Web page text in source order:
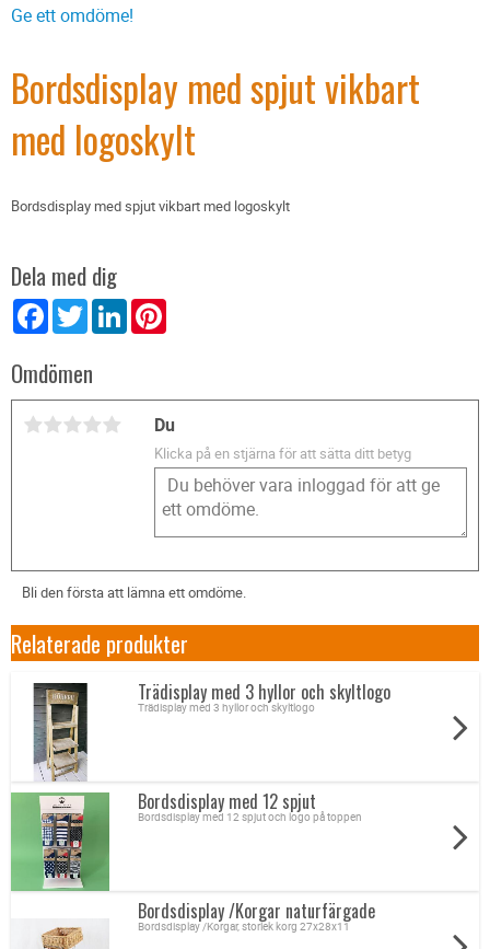
Ge ett omdöme!
Bordsdisplay med spjut vikbart
med logoskylt
Bordsdisplay med spjut vikbart med logoskylt
Dela med dig
FacebookTwitter LinkedIn
Omdömen
Du
Klicka på en stjärna för att sätta ditt betyg
Bli den första att lämna ett omdöme.
Relaterade produkter
Trädisplay med 3 hyllor och skyltlogo
Trädisplay med 3 hyllor och skyltlogo
Bordsdisplay med 12 spjut
Bordsdisplay med 12 spjut och logo på toppen
Bordsdisplay /Korgar naturfärgade
Bordsdisplay /Korgar, storlek korg 27x28x11